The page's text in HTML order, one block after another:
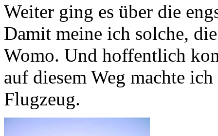
Weiter ging es über die
Damit meine ich solche,
Womo. Und hoffentlich
auf diesem Weg machte
Flugzeug.